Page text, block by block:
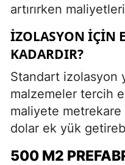
artırırken
İZOLASYON İÇIN
KADARDIR?
Standart izolasyon
malzemeler tercih
maliyete metrekare
dolar ek yük
500 M2